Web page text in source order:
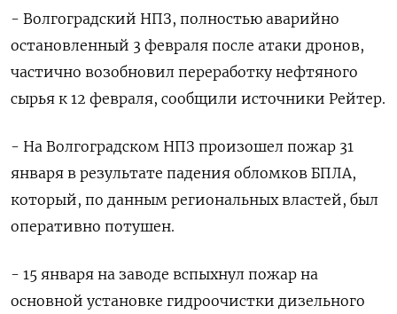
- Волгоградский НПЗ, полностью аварийно
остановленный 3 февраля после атаки дронов,
частично возобновил переработку нефтяного
сырья к 12 февраля, сообщили источники Рейтер.
- На Волгоградском НПЗ произошел пожар 31
января в результате падения обломков БПЛА,
который, по данным региональных властей, был
оперативно потушен.
- 15 января на заводе вспыхнул пожар на
основной установке гидроочистки дизельного